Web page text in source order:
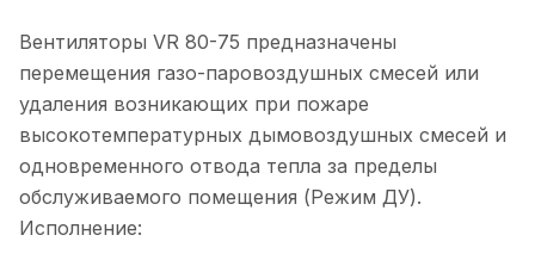
Вентиляторы VR 80-75 предназначены
перемещения газо-паровоздушных смесей или
удаления возникающих при пожаре
высокотемпературных дымовоздушных смесей и
одновременного отвода тепла за пределы
обслуживаемого помещения (Режим ДУ).
Исполнение: